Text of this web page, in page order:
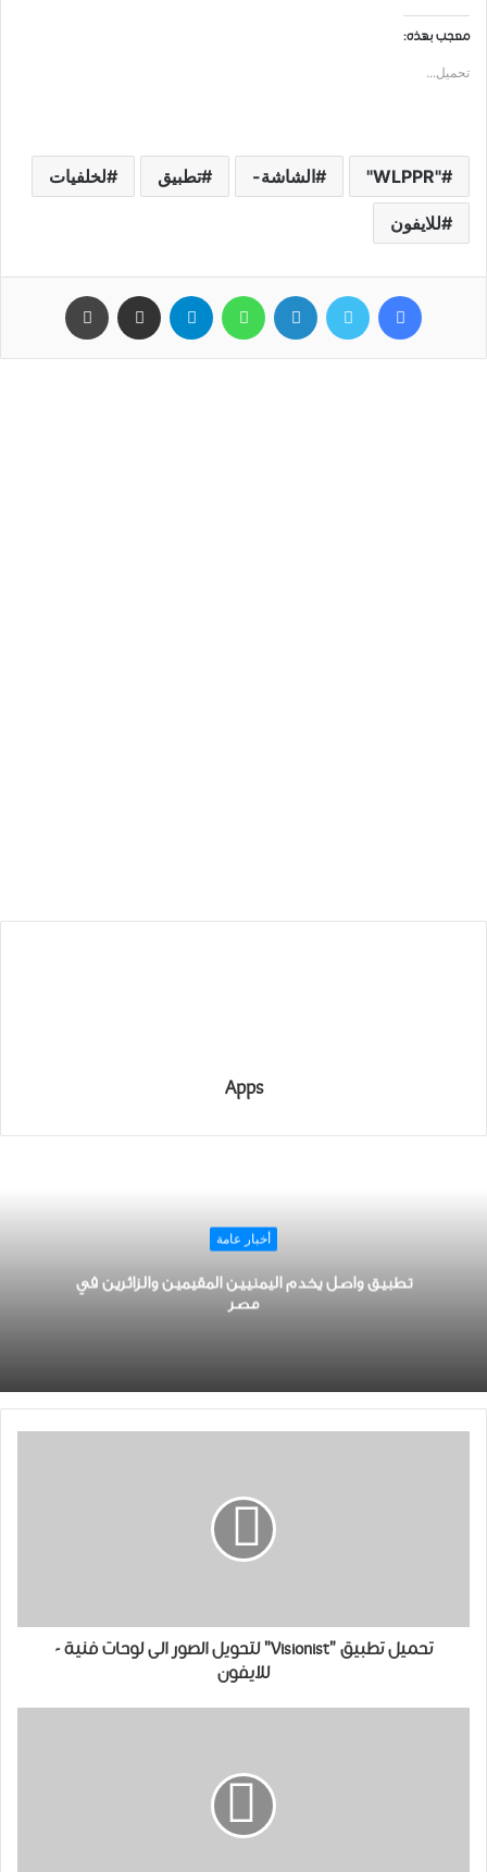
معجب بهذه:
تحميل...
"WLPPR" الشاشة- تطبيق لخلفيات
للايفون
فيسبوك تويتر لينكدإن واتساب تيلقرام مشاركة عبر البريد
Apps
أخبار عامة
تطبيق واصل يخدم اليمنيين المقيمين والزائرين في
مصر
تحميل تطبيق "Visionist" لتحويل الصور الى لوحات فنية -
للايفون